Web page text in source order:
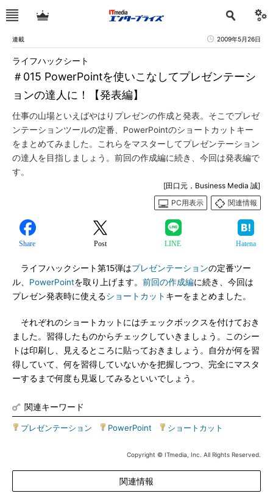
連載 2009年5月26日
＃015 PowerPointを使いこなしてプレゼンテーシ
ョンの達人に！【発表編】
ライフハックシート
仕事の山場といえばやはりプレゼンの作成と発表。そこでプレゼ
ンテーションツールの定番、PowerPointのショートカットキー
をまとめてみました。これらをマスターしてプレゼンテーション
の達人を目指しましょう。前回の作成編に続き、今回は発表編で
す。
[田口元，Business Media 誠]
PC用表示
関連情報
Share Post LINE Hatena
ライフハックシート第15弾はプレゼンテーションの定番ツー
ル、 PowerPointを取り上げます。 前回の作成編に続き、今回は
プレゼン発表時に使えるショートカット キーをまとめました。
それぞれのショートカットにはチェックボックスを付けておき
ました。習得したものからチェックしていきましょう。このシー
トは印刷し、見えるところに貼っておきましょう。自分が何を習
得していて、何を習得していないかを把握しつつ、完全にマスタ
ーするまで何度も見返してみるといいでしょう。
関連キーワード
プレゼンテーション PowerPoint ショートカット
Copyright © ITmedia, Inc. All Rights Reserved.
関連情報